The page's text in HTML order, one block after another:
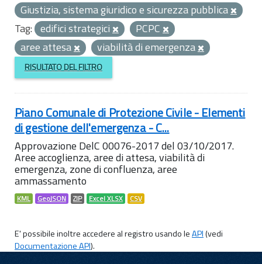
Giustizia, sistema giuridico e sicurezza pubblica
Tag: edifici strategici
PCPC
aree attesa
viabilità di emergenza
RISULTATO DEL FILTRO
Piano Comunale di Protezione Civile - Elementi
di gestione dell'emergenza - C...
Approvazione DelC 00076-2017 del 03/10/2017.
Aree accoglienza, aree di attesa, viabilità di
emergenza, zone di confluenza, aree
ammassamento
KML GeoJSON ZIP Excel XLSX CSV
E' possibile inoltre accedere al registro usando leAPI(vedi
Documentazione API).